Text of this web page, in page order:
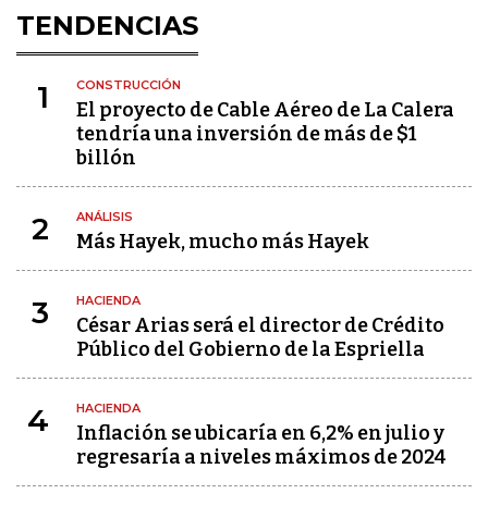
TENDENCIAS
1 CONSTRUCCIÓN
El proyecto de Cable Aéreo de La Calera
tendría una inversión de más de $1
billón
2 ANÁLISIS
Más Hayek, mucho más Hayek
3 HACIENDA
César Arias será el director de Crédito
Público del Gobierno de la Espriella
4 HACIENDA
Inflación se ubicaría en 6,2% en julio y
regresaría a niveles máximos de 2024